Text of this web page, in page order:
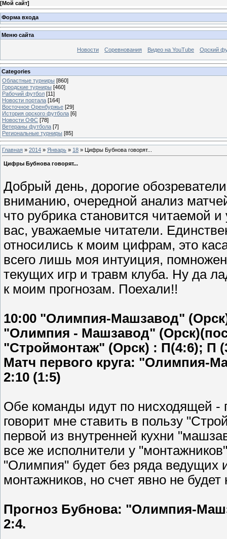
[Мой сайт]
Форма входа
Меню сайта
Новости Соревнования Видео на YouTube Орский
Categories
Областные турниры [860]
Городские турниры [460]
Рабочий футбол [11]
Новости портала [164]
Восточное Оренбуржье [29]
История орского футбола [6]
Новости ОФС [78]
Ветераны футбола [7]
Региональные турниры [85]
Главная » 2014 » Январь » 18 » Цифры Бубнова говорят...
Цифры Бубнова говорят...
Добрый день, дорогие
вниманию, очередной анализ
что рубрика становится читаемой
вас, уважаемые читатели.
относились к моим цифрам, это
всего лишь моя интуиция,
текущих игр и травм клуба. Ну да
к моим прогнозам. Поехали!!
10:00 "Олимпия-Машзавод"
"Олимпия - Машзавод"
"Строймонтаж" (Орск) : П(4:6); П
Матч первого круга: "Олимпия-
2:10 (1:5)
Обе команды идут по нисходящей -
говорит мне ставить в пользу
первой из внутренней кухни
все же исполнители у
"Олимпия" будет без ряда ведущих
монтажников, но счет явно не
Прогноз Бубнова: "Олимпия-
2:4.